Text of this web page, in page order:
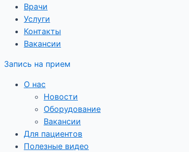
Врачи
Услуги
Контакты
Вакансии
Запись на прием
О нас
Новости
Оборудование
Вакансии
Для пациентов
Полезные видео